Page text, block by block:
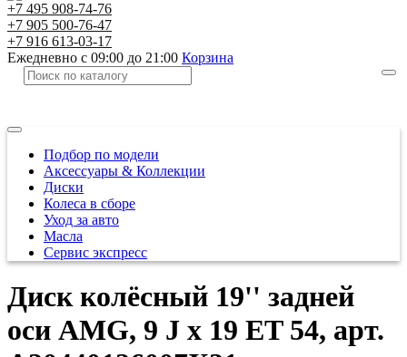
+7 495 908-74-76
+7 905 500-76-47
+7 916 613-03-17
Ежедневно с 09:00 до 21:00 Корзина
Подбор по модели
Аксессуары & Коллекции
Диски
Колеса в сборе
Уход за авто
Масла
Сервис экспресс
Диск колёсный 19'' задней
оси AMG, 9 J x 19 ET 54, арт.